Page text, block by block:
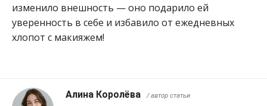
изменило внешность — оно подарило ей
уверенность в себе и избавило от ежедневных
хлопот с макияжем!
Алина Королёва / автор статьи